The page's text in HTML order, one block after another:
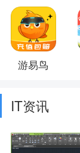
游易鸟
IT资讯